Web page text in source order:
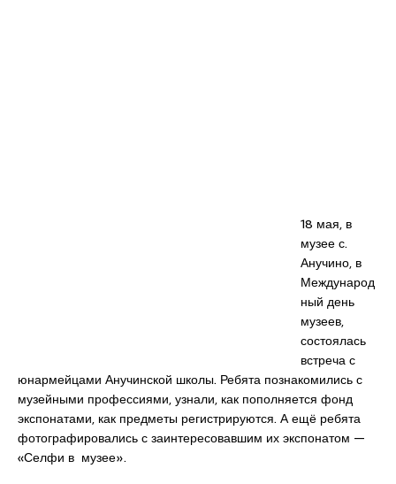
18 мая, в
музее с.
Анучино, в
Международ
ный день
музеев,
состоялась
встреча с
юнармейцами Анучинской школы. Ребята познакомились с
музейными профессиями, узнали, как пополняется фонд
экспонатами, как предметы регистрируются. А ещё ребята
фотографировались с заинтересовавшим их экспонатом —
«Селфи в музее».